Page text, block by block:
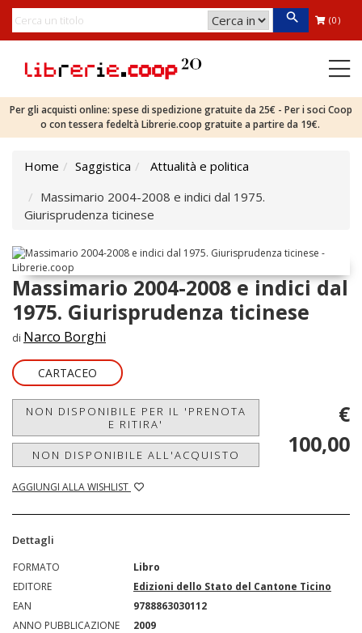
(0)
Per gli acquisti online: spese di spedizione gratuite da 25€ - Per i soci Coop
o con tessera fedeltà Librerie.coop gratuite a partire da 19€.
Home Saggistica
Attualità e politica
Massimario 2004-2008 e indici dal 1975.
Giurisprudenza ticinese
Massimario 2004-2008 e indici dal
1975. Giurisprudenza ticinese
di Narco Borghi
CARTACEO
NON DISPONIBILE PER IL 'PRENOTA
E RITIRA'
NON DISPONIBILE ALL'ACQUISTO
AGGIUNGI ALLA WISHLIST
€
100,00
Dettagli
FORMATO
Libro
EDITORE
Edizioni dello Stato del Cantone Ticino
EAN
9788863030112
ANNO PUBBLICAZIONE
2009